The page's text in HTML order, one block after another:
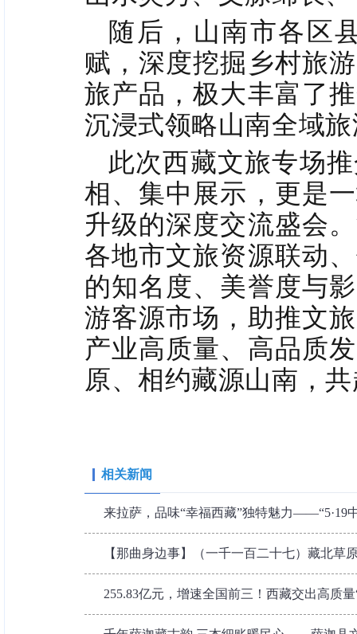
随后，山南市各区
赋，深度挖掘乡村旅
旅产品，极大丰富了
沉浸式领略山南全域
此次西藏文旅专场
相、集中展示，更是
升级的深度交流盛会
各地市文旅资源联动
的知名度、美誉度与
游客源市场，助推文
产业高质量、高品质
原、相约藏源山南，
相关新闻
来拉萨，品味“幸福西藏”独特魅力——“5·19
【那曲身边事】（一千一百二十七）藏北草
255.83亿元，增速全国前三！西藏交出高质